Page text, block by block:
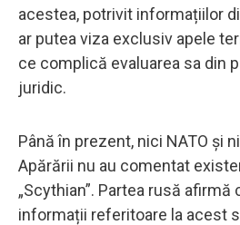
acestea, potrivit informațiilor
ar putea viza exclusiv apele
ce complică evaluarea sa din
juridic.
Până în prezent, nici NATO și
Apărării nu au comentat
„Scythian”. Partea rusă afirmă
informații referitoare la acest